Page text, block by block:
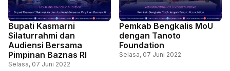
Bupati Kasmarni
Silaturrahmi dan
Audiensi Bersama
Pimpinan Baznas RI
Selasa, 07 Juni 2022
Pemkab Bengkalis MoU
dengan Tanoto
Foundation
Selasa, 07 Juni 2022